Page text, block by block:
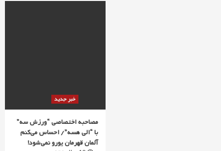
خبر جدید
مصاحبه اختصاصی “ورزش سه”
با “الی هسه”/ احساس می‌کنم
آلمان قهرمان یورو نمی‌شود!